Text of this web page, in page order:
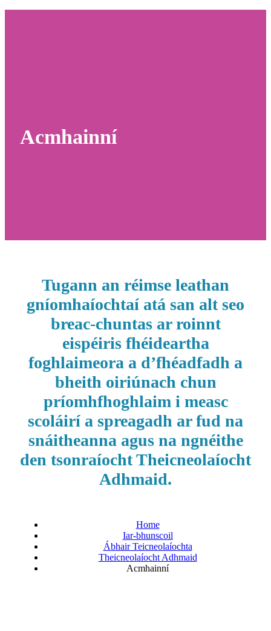
Acmhainní
Tugann an réimse leathan
gníomhaíochtaí atá san alt seo
breac-chuntas ar roinnt
eispéiris fhéideartha
foghlaimeora a d’fhéadfadh a
bheith oiriúnach chun
príomhfhoghlaim i measc
scoláirí a spreagadh ar fud na
snáitheanna agus na ngnéithe
den tsonraíocht Theicneolaíocht
Adhmaid.
Home
Iar-bhunscoil
Ábhair Teicneolaíochta
Theicneolaíocht Adhmaid
Acmhainní